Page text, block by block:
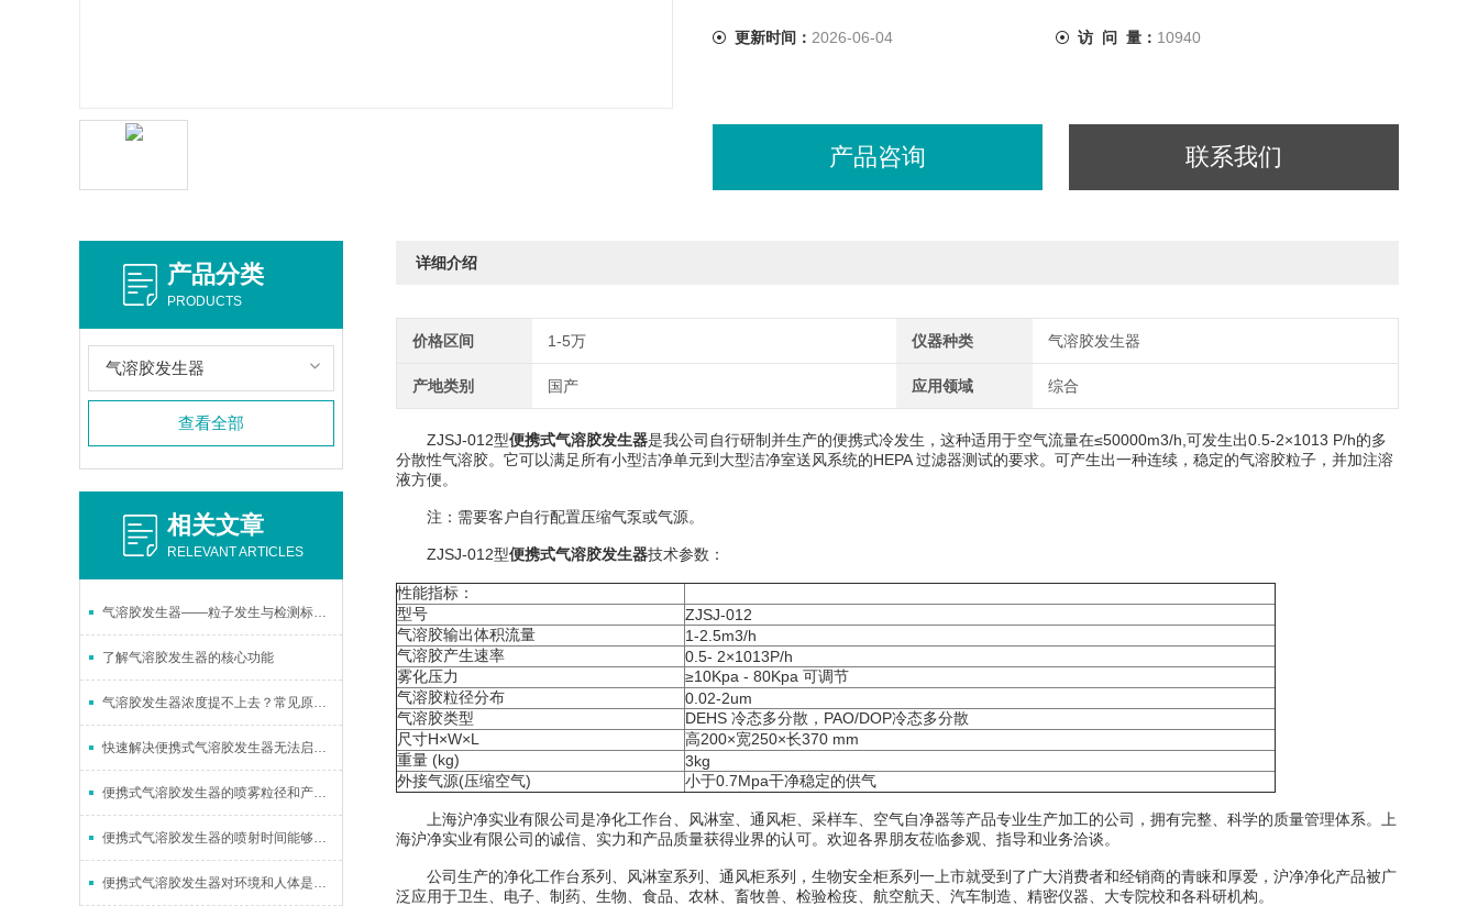
更新时间： 2026-06-04 访 问 量： 10940
产品咨询 联系我们
详细介绍
价格区间 1-5万 仪器种类 气溶胶发生器
产地类别 国产 应用领域 综合
ZJSJ-012型便携式气溶胶发生器是我公司自行研制并生产的便携式冷发生，这种适用于空气流量在≤50000m3/h,可发生出0.5-2×1013 P/h的多
分散性气溶胶。它可以满足所有小型洁净单元到大型洁净室送风系统的HEPA 过滤器测试的要求。可产生出一种连续，稳定的气溶胶粒子，并加注溶
液方便。
注：需要客户自行配置压缩气泵或气源。
ZJSJ-012型便携式气溶胶发生器技术参数：
性能指标：
型号
ZJSJ-012
气溶胶输出体积流量
1-2.5m3/h
气溶胶产生速率
0.5- 2×1013P/h
雾化压力
≥10Kpa - 80Kpa 可调节
气溶胶粒径分布
0.02-2um
气溶胶类型
DEHS 冷态多分散，PAO/DOP冷态多分散
尺寸H×W×L
高200×宽250×长370 mm
重量 (kg)
3kg
外接气源(压缩空气)
小于0.7Mpa干净稳定的供气
上海沪净实业有限公司是净化工作台、风淋室、通风柜、采样车、空气自净器等产品专业生产加工的公司，拥有完整、科学的质量管理体系。上
海沪净实业有限公司的诚信、实力和产品质量获得业界的认可。欢迎各界朋友莅临参观、指导和业务洽谈。
公司生产的净化工作台系列、风淋室系列、通风柜系列，生物安全柜系列一上市就受到了广大消费者和经销商的青睐和厚爱，沪净净化产品被广
泛应用于卫生、电子、制药、生物、食品、农林、畜牧兽、检验检疫、航空航天、汽车制造、精密仪器、大专院校和各科研机构。
产品分类
PRODUCTS
气溶胶发生器
查看全部
相关文章
RELEVANT ARTICLES
气溶胶发生器——粒子发生与检测标定的标准工具
了解气溶胶发生器的核心功能
气溶胶发生器浓度提不上去？常见原因及解决办法
快速解决便携式气溶胶发生器无法启动的常见问题
便携式气溶胶发生器的喷雾粒径和产量调节方法及可调性分析
便携式气溶胶发生器的喷射时间能够持续多久？
便携式气溶胶发生器对环境和人体是否存在影响